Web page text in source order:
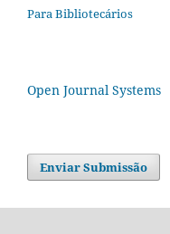
Para Bibliotecários
Open Journal Systems
Enviar Submissão